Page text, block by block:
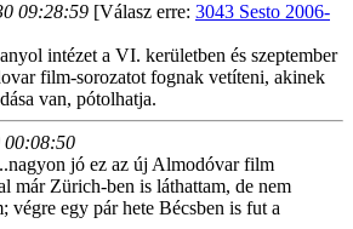
09:28:59 [Válasz erre: 3043 Sesto 2006-
intézet a VI. kerületben és szeptember
film-sorozatot fognak vetíteni, akinek
van, pótolhatja.
00:08:50
jó ez az új Almodóvar film
már Zürich-ben is láthattam, de nem
végre egy pár hete Bécsben is fut a